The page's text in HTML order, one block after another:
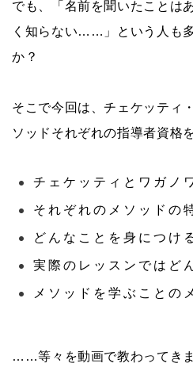
でも、「名前を聞いたことは
く知らない……」という人も
か？
そこで今回は、チェケッティ
ソッドそれぞれの指導者資格
チェケッティとワガノ
それぞれのメソッドの
どんなことを身につけ
実際のレッスンではど
メソッドを学ぶことの
……等々を動画で教わってきま